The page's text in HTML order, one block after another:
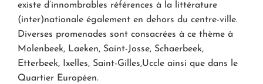
existe d’innombrables références à la littérature
(inter)nationale également en dehors du centre-ville.
Diverses promenades sont consacrées à ce thème à
Molenbeek, Laeken, Saint-Josse, Schaerbeek,
Etterbeek, Ixelles, Saint-Gilles,Uccle ainsi que dans le
Quartier Européen.